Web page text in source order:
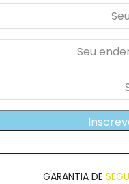
GARANTIA DE